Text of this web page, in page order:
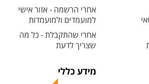
אחרי הרשמה - אזור אישי
למועמדים ולמועמדות
אחרי שהתקבלת - כל מה
שצריך לדעת
מידע כללי